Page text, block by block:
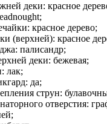
деки: красное
красное дерево;
(верхней): красное
палисандр;
деки: бежевая;
лак;
да;
струн:
отверстия: